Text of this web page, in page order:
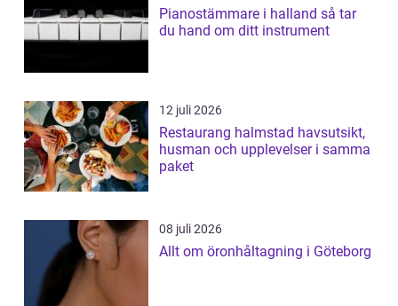
Pianostämmare i halland så tar
du hand om ditt instrument
12 juli 2026
Restaurang halmstad havsutsikt,
husman och upplevelser i samma
paket
08 juli 2026
Allt om öronhåltagning i Göteborg